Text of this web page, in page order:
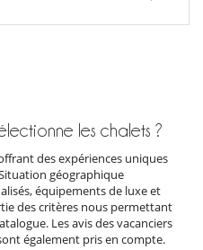
les chalets ?
des expériences uniques
géographique
équipements de luxe et
des critères nous permettant
Les avis des vacanciers
également pris en compte.